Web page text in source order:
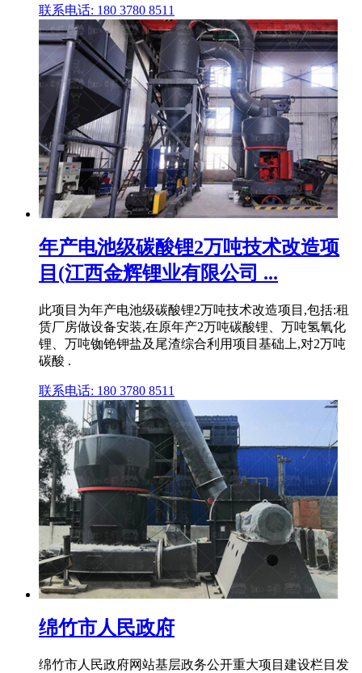
联系电话: 180 3780 8511
年产电池级碳酸锂2万吨技术改造项
目(江西金辉锂业有限公司 ...
此项目为年产电池级碳酸锂2万吨技术改造项目,包括:租
赁厂房做设备安装,在原年产2万吨碳酸锂、万吨氢氧化
锂、万吨铷铯钾盐及尾渣综合利用项目基础上,对2万吨
碳酸 .
联系电话: 180 3780 8511
绵竹市人民政府
绵竹市人民政府网站基层政务公开重大项目建设栏目发